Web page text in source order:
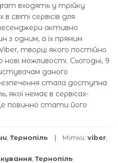
входять у трійку
світі сервісів для
активно
з одним, а їх прямим
творці якого постійно
можливості. Сьогодні, 9
даного
стала доступна
якої немає в сервісах-
повинно стати його
Тернопіль Мітки: viber
Тернопіль